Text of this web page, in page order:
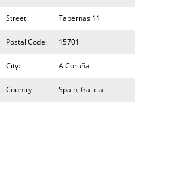
Street: Tabernas 11
Postal Code: 15701
City: A Coruña
Country: Spain, Galicia